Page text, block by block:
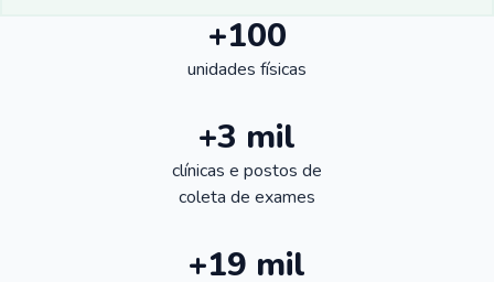
+100
unidades físicas
+3 mil
clínicas e postos de
coleta de exames
+19 mil